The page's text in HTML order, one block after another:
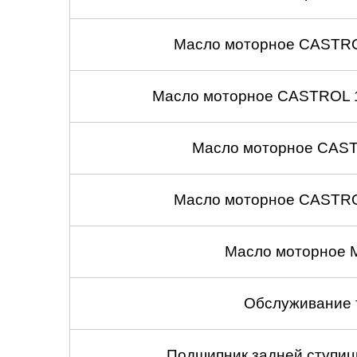
Масло моторное
Масло моторное CASTROL
Масло моторное
Масло моторное
Масло моторное
Обслуживание